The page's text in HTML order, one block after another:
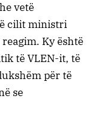
vetë
cilit ministri
Ky është
të VLEN-it, të
për të
se